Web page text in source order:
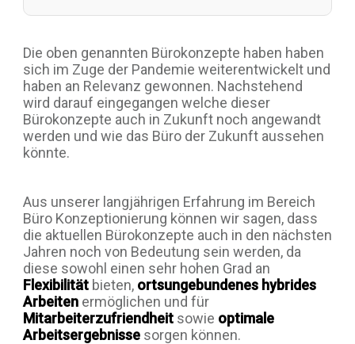
Die oben genannten Bürokonzepte haben haben
sich im Zuge der Pandemie weiterentwickelt und
haben an Relevanz gewonnen. Nachstehend
wird darauf eingegangen welche dieser
Bürokonzepte auch in Zukunft noch angewandt
werden und wie das Büro der Zukunft aussehen
könnte.
Aus unserer langjährigen Erfahrung im Bereich
Büro Konzeptionierung können wir sagen, dass
die aktuellen Bürokonzepte auch in den nächsten
Jahren noch von Bedeutung sein werden, da
diese sowohl einen sehr hohen Grad an
Flexibilität bieten, ortsungebundenes hybrides
Arbeiten ermöglichen und für
Mitarbeiterzufriendheit sowie optimale
Arbeitsergebnisse sorgen können.